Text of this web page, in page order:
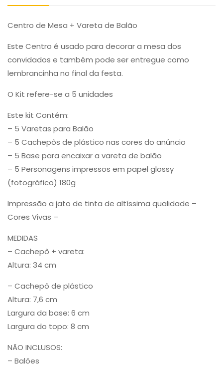
Centro de Mesa + Vareta de Balão
Este Centro é usado para decorar a mesa dos
convidados e também pode ser entregue como
lembrancinha no final da festa.
O Kit refere-se a 5 unidades
Este kit Contém:
– 5 Varetas para Balão
– 5 Cachepôs de plástico nas cores do anúncio
– 5 Base para encaixar a vareta de balão
– 5 Personagens impressos em papel glossy
(fotográfico) 180g
Impressão a jato de tinta de altíssima qualidade –
Cores Vivas –
MEDIDAS
– Cachepô + vareta:
Altura: 34 cm
– Cachepô de plástico
Altura: 7,6 cm
Largura da base: 6 cm
Largura do topo: 8 cm
NÃO INCLUSOS:
– Balões